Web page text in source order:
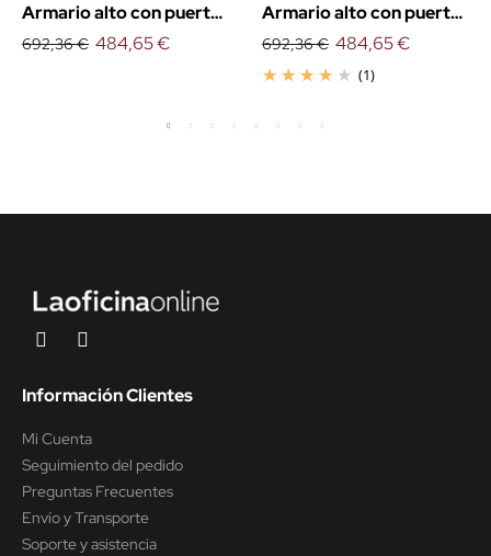
Armario alto con puertas
bajas
692,36 € 484,65 €
Armario alto con puertas
bajas. EXPRÉS
692,36 €
(1)
484,65 €
Información Clientes
Mi Cuenta
Seguimiento del pedido
Preguntas Frecuentes
Envío y Transporte
Soporte y asistencia